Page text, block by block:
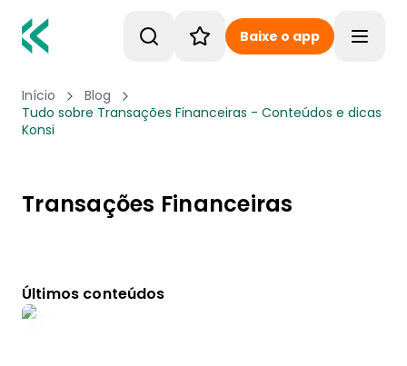
Baixe o app
Início
Blog
Tudo sobre Transações Financeiras - Conteúdos e dicas
Konsi
Transações Financeiras
Últimos conteúdos